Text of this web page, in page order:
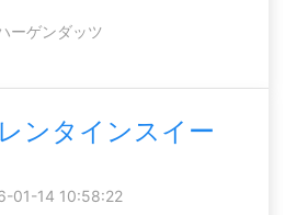
ーゲンダッツ
ンタインスイー
01-14 10:58:22